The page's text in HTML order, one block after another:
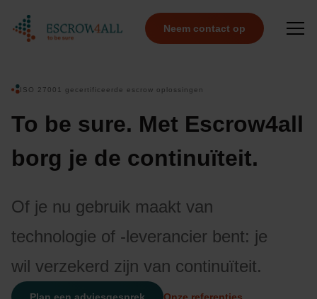
Neem contact op
ISO 27001 gecertificeerde escrow oplossingen
To be sure. Met Escrow4all
borg je de continuïteit.
Of je nu gebruik maakt van
technologie of -leverancier bent: je
wil verzekerd zijn van continuïteit.
Plan een adviesgesprek Onze referenties